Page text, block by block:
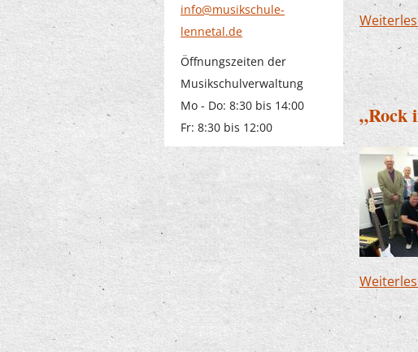
„Rock
info@musikschule-
lennetal.de
Öffnungszeiten der
Musikschulverwaltung
Mo - Do: 8:30 bis 14:00
Fr: 8:30 bis 12:00